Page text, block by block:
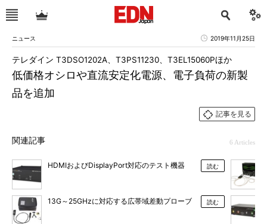
ニュース 2019年11月25日
低価格オシロや直流安定化電源、電子負荷の新製
品を追加
テレダイン T3DSO1202A、T3PS11230、T3EL15060Pほか
記事を見る
関連記事 6 Articles
HDMIおよびDisplayPort対応のテスト機器 読む
13G～25GHzに対応する広帯域差動プローブ 読む